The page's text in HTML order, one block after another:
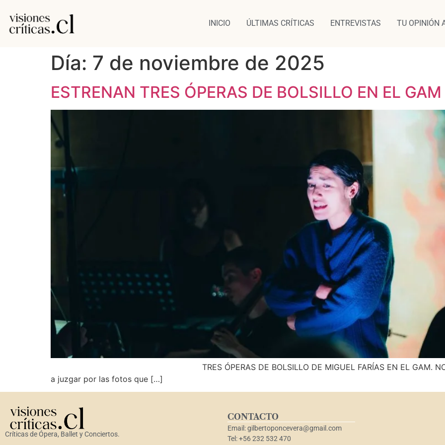
INICIO ÚLTIMAS CRÍTICAS ENTREVISTAS TU OPINIÓN
Día: 7 de noviembre de 2025
ESTRENAN TRES ÓPERAS DE BOLSILLO EN EL GAM
TRES ÓPERAS DE BOLSILLO DE MIGUEL FARÍAS EN EL GAM. NOTA:
a juzgar por las fotos que […]
Críticas de Ópera, Ballet y Conciertos.
CONTACTO
Email: gilbertoponcevera@gmail.com
Tel: +56 232 532 470